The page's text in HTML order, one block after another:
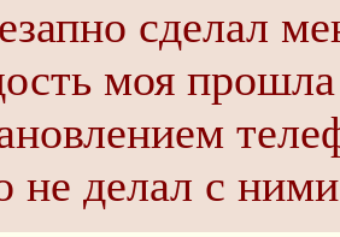
сделал
моя
не делал с